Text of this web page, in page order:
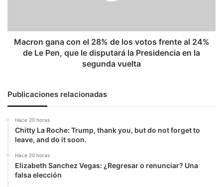
frente
que
Presidencia
segunda
vuelta
Macron gana con el 28% de los votos frente al 24%
de Le Pen, que le disputará la Presidencia en la
segunda vuelta
Publicaciones relacionadas
Hace 20 horas
Chitty La Roche: Trump, thank you, but do not forget to
leave, and do it soon.
Hace 20 horas
Elizabeth Sanchez Vegas: ¿Regresar o renunciar? Una
falsa elección